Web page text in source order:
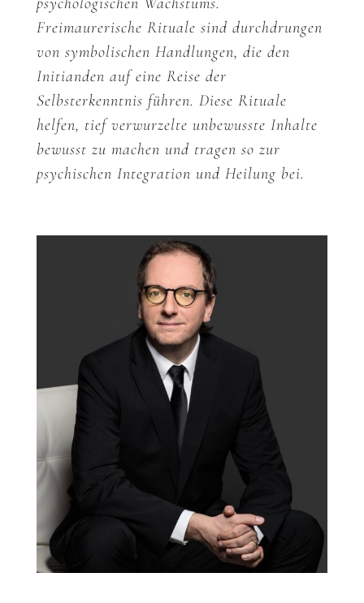
psychologischen Wachstums.
Freimaurerische Rituale sind durchdrungen
von symbolischen Handlungen, die den
Initianden auf eine Reise der
Selbsterkenntnis führen. Diese Rituale
helfen, tief verwurzelte unbewusste Inhalte
bewusst zu machen und tragen so zur
psychischen Integration und Heilung bei.